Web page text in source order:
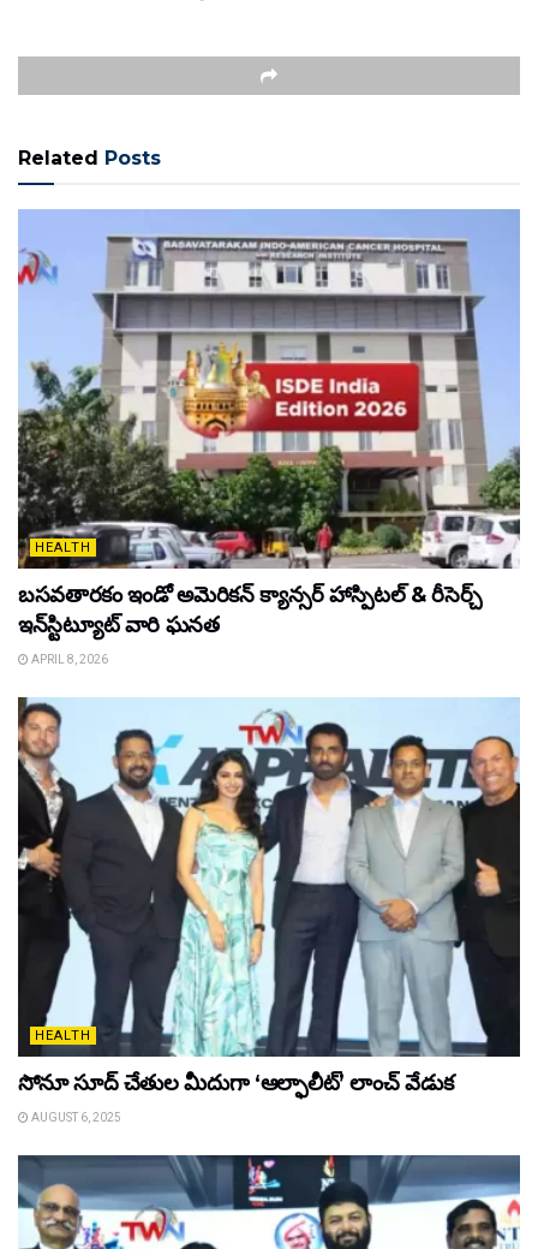
Related Posts
HEALTH
బసవతారకం ఇండో అమెరికన్ క్యాన్సర్ హాస్పిటల్ & రీసెర్చ్
ఇన్‌స్టిట్యూట్ వారి ఘనత
APRIL 8, 2026
HEALTH
సోనూ సూద్ చేతుల మీదుగా ‘ఆల్ఫాలీట్’ లాంచ్ వేడుక
AUGUST 6, 2025